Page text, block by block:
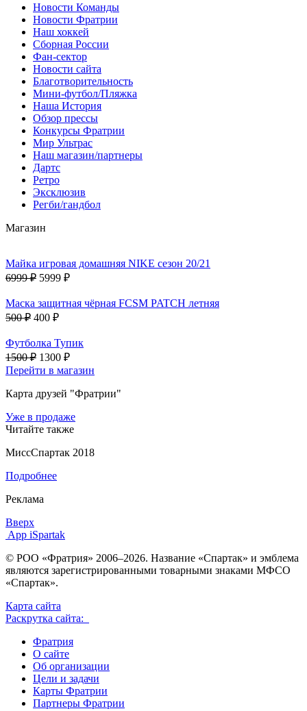
Новости Команды
Новости Фратрии
Наш хоккей
Сборная России
Фан-cектор
Новости сайта
Благотворительность
Мини-футбол/Пляжка
Наша История
Обзор прессы
Конкурсы Фратрии
Мир Ультрас
Наш магазин/партнеры
Дартс
Ретро
Эксклюзив
Регби/гандбол
Магазин
Майка игровая домашняя NIKE сезон 20/21
6999 ₽ 5999 ₽
Маска защитная чёрная FCSM PATCH летняя
500 ₽ 400 ₽
Футболка Тупик
1500 ₽ 1300 ₽
Перейти в магазин
Карта друзей "Фратрии"
Уже в продаже
Читайте также
МиссСпартак 2018
Подробнее
Реклама
Вверх
App iSpartak
© РОО «Фратрия» 2006–2026. Название «Спартак» и эмблема
являются зарегистрированными товарными знаками МФСО
«Спартак».
Карта сайта
Раскрутка сайта:
Фратрия
О сайте
Об организации
Цели и задачи
Карты Фратрии
Партнеры Фратрии